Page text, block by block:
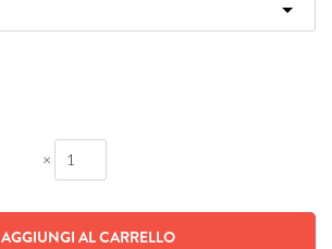
×
AGGIUNGI AL CARRELLO